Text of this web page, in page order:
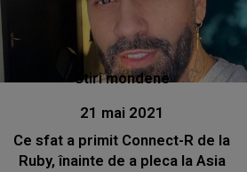
Stiri mondene
21 mai 2021
Ce sfat a primit Connect-R de la
Ruby, înainte de a pleca la Asia